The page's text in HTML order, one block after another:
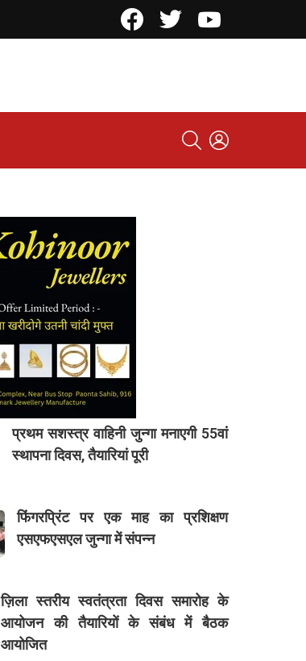
SEARCH
प्रथम सशस्त्र वाहिनी जुन्गा मनाएगी 55वां
स्थापना दिवस, तैयारियां पूरी
फिंगरप्रिंट पर एक माह का प्रशिक्षण
एसएफएसएल जुन्गा में संपन्न
ज़िला स्तरीय स्वतंत्रता दिवस समारोह के
आयोजन की तैयारियों के संबंध में बैठक
आयोजित